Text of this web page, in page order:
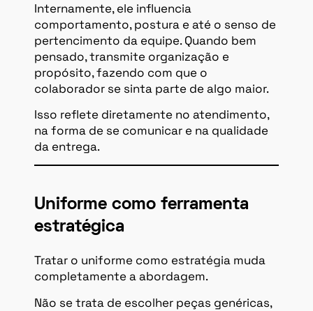
Internamente, ele influencia
comportamento, postura e até o senso de
pertencimento da equipe. Quando bem
pensado, transmite organização e
propósito, fazendo com que o
colaborador se sinta parte de algo maior.
Isso reflete diretamente no atendimento,
na forma de se comunicar e na qualidade
da entrega.
Uniforme como ferramenta
estratégica
Tratar o uniforme como estratégia muda
completamente a abordagem.
Não se trata de escolher peças genéricas,